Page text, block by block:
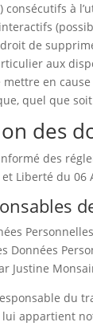
consécutifs à
de
aux
en
quel que
des
des
Liberté du 06
Justine
du
appartient